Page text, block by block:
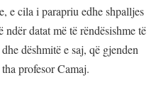
e cila i parapriu edhe shpalljes
ndër datat më të rëndësishme të
dëshmitë e saj, që gjenden
profesor Camaj.